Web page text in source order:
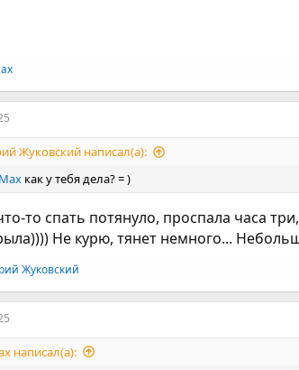
Жуковский написал(а):
как у тебя дела? = )
то спать потянуло, проспала часа
Не курю, тянет немного...
Жуковский
написал(а):